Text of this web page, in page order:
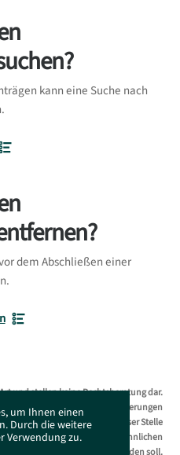
um Ihnen einen
Durch die weitere
Verwendung zu.
kann eine Suche nach
dem Abschließen einer
und stellen keine Rechtsberatung dar.
auf Vollständigkeit. Änderungen
vorbehalten. Es wird an dieser Stelle
Verwendung der männlichen
verstanden werden soll.